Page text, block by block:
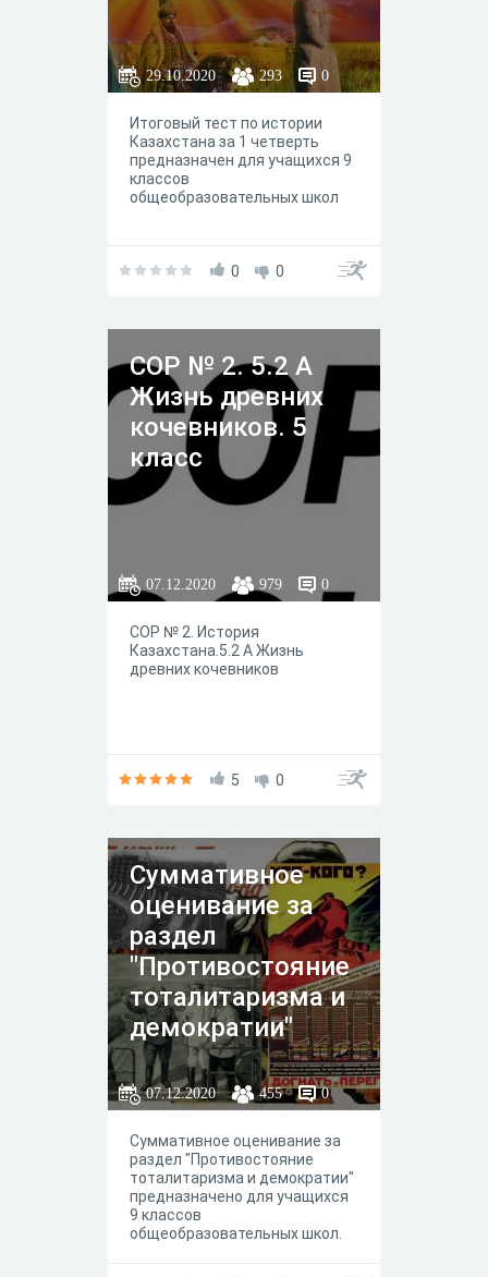
29.10.2020 293 0
Итоговый тест по истории
Казахстана за 1 четверть
предназначен для учащихся 9
классов
общеобразовательных школ
0 0
CОР № 2. 5.2 A
Жизнь древних
кочевников. 5
класс
07.12.2020 979 0
СОР № 2. История
Казахстана.5.2 A Жизнь
древних кочевников
5 0
Суммативное
оценивание за
раздел
"Противостояние
тоталитаризма и
демократии"
07.12.2020 455 0
Суммативное оценивание за
раздел "Противостояние
тоталитаризма и демократии"
предназначено для учащихся
9 классов
общеобразовательных школ.